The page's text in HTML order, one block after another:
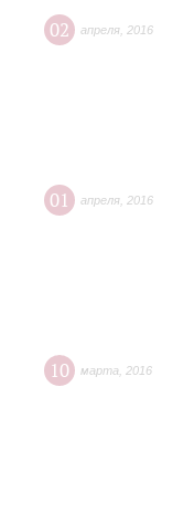
02 апреля 2016
01 апреля 2016
10 марта 2016